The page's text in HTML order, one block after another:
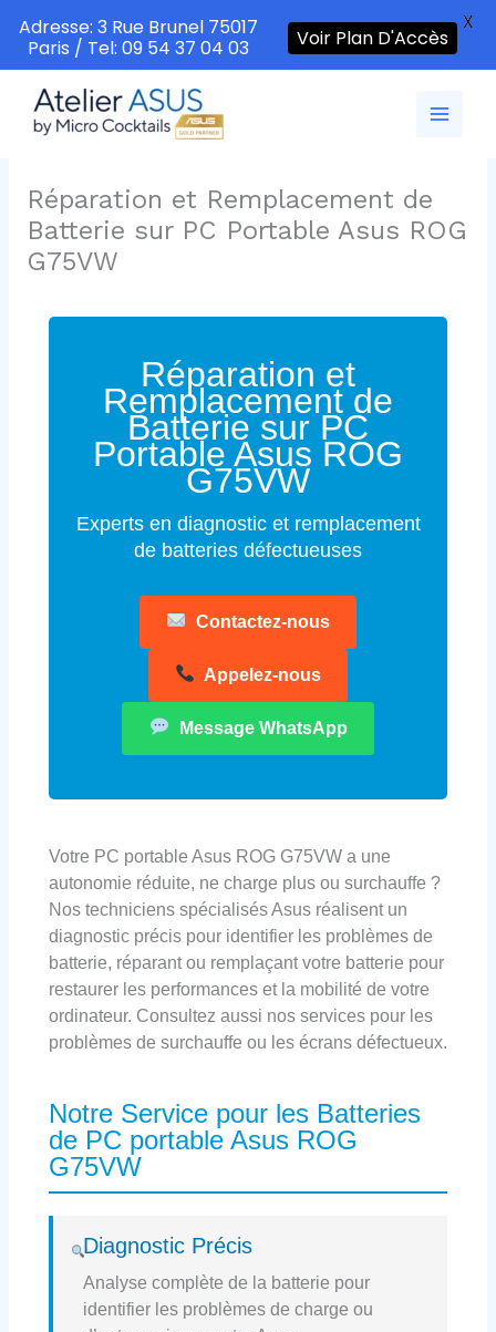
contenu
Réparation et Remplacement de
Batterie sur PC Portable Asus ROG
G75VW
Réparation et
Remplacement de
Batterie sur PC
Portable Asus ROG
G75VW
Experts en diagnostic et remplacement
de batteries défectueuses
Contactez-nous
Appelez-nous
Message WhatsApp
Votre PC portable Asus ROG G75VW a une
autonomie réduite, ne charge plus ou surchauffe ?
Nos techniciens spécialisés Asus réalisent un
diagnostic précis pour identifier les problèmes de
batterie, réparant ou remplaçant votre batterie pour
restaurer les performances et la mobilité de votre
ordinateur. Consultez aussi nos services pour les
problèmes de surchauffe ou les écrans défectueux.
Notre Service pour les Batteries
de PC portable Asus ROG
G75VW
Diagnostic Précis
Analyse complète de la batterie pour
identifier les problèmes de charge ou
Adresse: 3 Rue Brunel 75017
Paris / Tel: 09 54 37 04 03
Voir Plan D'Accès
X